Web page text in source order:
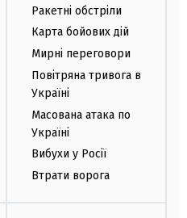
Ракетні обстріли
Карта бойових дій
Мирні переговори
Повітряна тривога в
Україні
Масована атака по
Україні
Вибухи у Росії
Втрати ворога